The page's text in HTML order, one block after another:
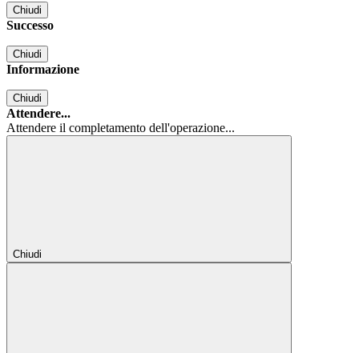
Chiudi
Successo
Chiudi
Informazione
Chiudi
Attendere...
Attendere il completamento dell'operazione...
Chiudi